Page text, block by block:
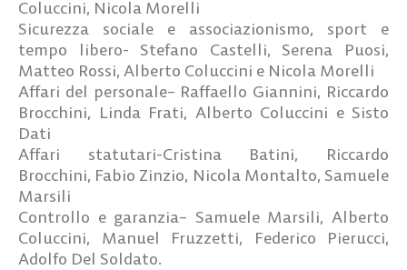
Coluccini, Nicola Morelli
Sicurezza sociale e associazionismo, sport e
tempo libero- Stefano Castelli, Serena Puosi,
Matteo Rossi, Alberto Coluccini e Nicola Morelli
Affari del personale– Raffaello Giannini, Riccardo
Brocchini, Linda Frati, Alberto Coluccini e Sisto
Dati
Affari statutari-Cristina Batini, Riccardo
Brocchini, Fabio Zinzio, Nicola Montalto, Samuele
Marsili
Controllo e garanzia– Samuele Marsili, Alberto
Coluccini, Manuel Fruzzetti, Federico Pierucci,
Adolfo Del Soldato.